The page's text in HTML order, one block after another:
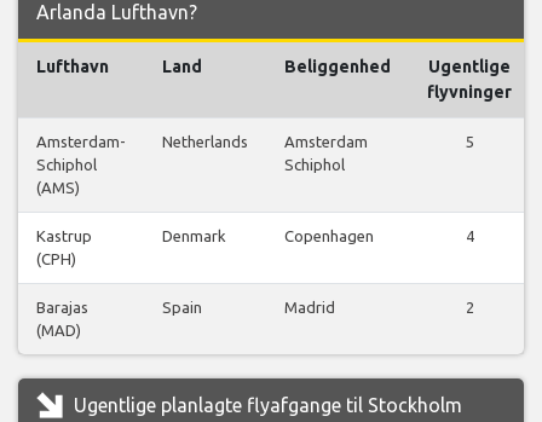
Arlanda Lufthavn?
Lufthavn Land Beliggenhed
Ugentlige
flyvninger
Amsterdam-
Schiphol
(AMS)
Netherlands
Amsterdam
Schiphol
5
Kastrup
(CPH)
Denmark Copenhagen 4
Barajas
(MAD)
Spain Madrid 2
Ugentlige planlagte flyafgange til Stockholm